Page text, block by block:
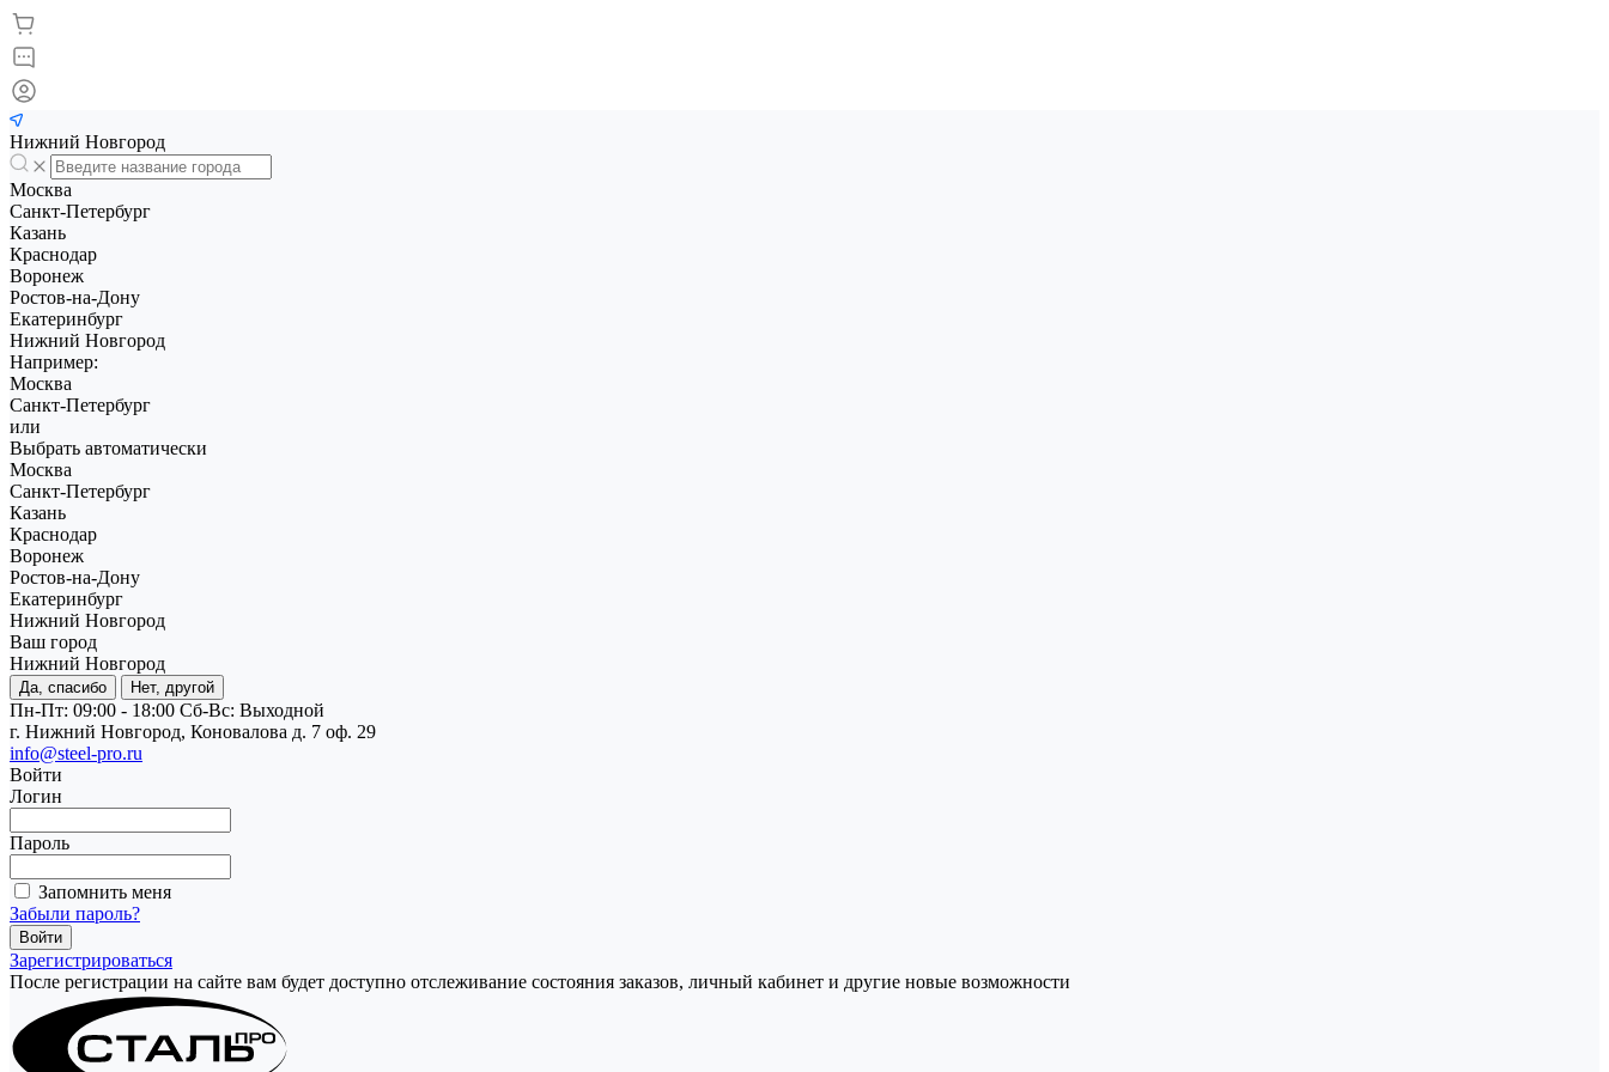
Нижний Новгород
Москва
Санкт-Петербург
Казань
Краснодар
Воронеж
Ростов-на-Дону
Екатеринбург
Нижний Новгород
Например:
Москва
Санкт-Петербург
или
Выбрать автоматически
Москва
Санкт-Петербург
Казань
Краснодар
Воронеж
Ростов-на-Дону
Екатеринбург
Нижний Новгород
Ваш город
Нижний Новгород
Да, спасибо Нет, другой
Пн-Пт: 09:00 - 18:00 Cб-Вс: Выходной
г. Нижний Новгород, Коновалова д. 7 оф. 29
info@steel-pro.ru
Войти
Логин
Пароль
Запомнить меня
Забыли пароль?
Зарегистрироваться
После регистрации на сайте вам будет доступно отслеживание состояния заказов, личный кабинет и другие новые возможности